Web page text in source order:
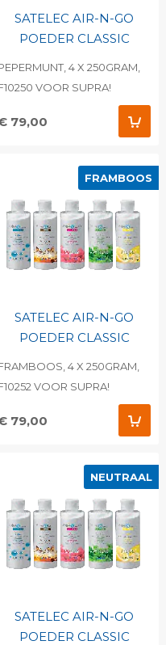
SATELEC AIR-N-GO
POEDER CLASSIC
4 X 250GRAM,
VOOR SUPRA!
79,00
FRAMBOOS
SATELEC AIR-N-GO
POEDER CLASSIC
4 X 250GRAM,
VOOR SUPRA!
79,00
NEUTRAAL
SATELEC AIR-N-GO
POEDER CLASSIC